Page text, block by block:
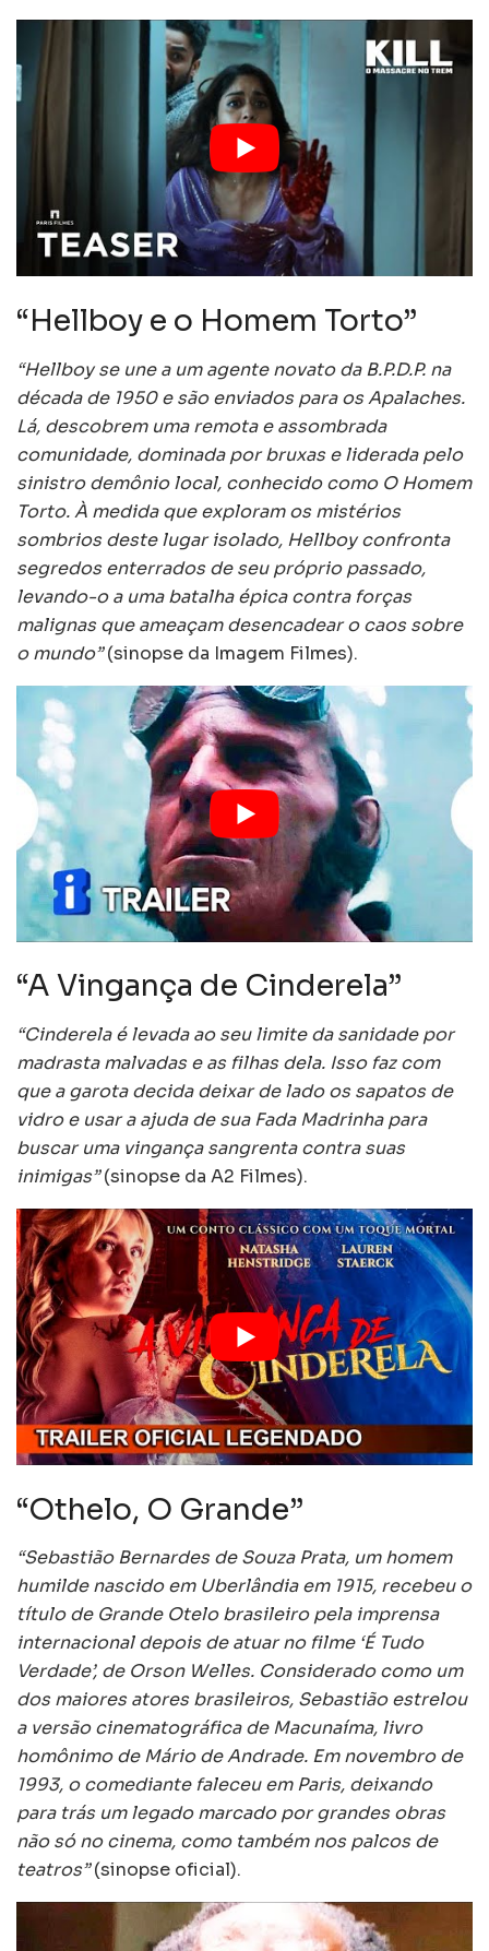
“Hellboy e o Homem Torto”
“Hellboy se une a um agente novato da B.P.D.P. na
década de 1950 e são enviados para os Apalaches.
Lá, descobrem uma remota e assombrada
comunidade, dominada por bruxas e liderada pelo
sinistro demônio local, conhecido como O Homem
Torto. À medida que exploram os mistérios
sombrios deste lugar isolado, Hellboy confronta
segredos enterrados de seu próprio passado,
levando-o a uma batalha épica contra forças
malignas que ameaçam desencadear o caos sobre
o mundo”(sinopse da Imagem Filmes).
“A Vingança de Cinderela”
“Cinderela é levada ao seu limite da sanidade por
madrasta malvadas e as filhas dela. Isso faz com
que a garota decida deixar de lado os sapatos de
vidro e usar a ajuda de sua Fada Madrinha para
buscar uma vingança sangrenta contra suas
inimigas”(sinopse da A2 Filmes).
“Othelo, O Grande”
“Sebastião Bernardes de Souza Prata, um homem
humilde nascido em Uberlândia em 1915, recebeu o
título de Grande Otelo brasileiro pela imprensa
internacional depois de atuar no filme ‘É Tudo
Verdade’, de Orson Welles. Considerado como um
dos maiores atores brasileiros, Sebastião estrelou
a versão cinematográfica de Macunaíma, livro
homônimo de Mário de Andrade. Em novembro de
1993, o comediante faleceu em Paris, deixando
para trás um legado marcado por grandes obras
não só no cinema, como também nos palcos de
teatros”(sinopse oficial).